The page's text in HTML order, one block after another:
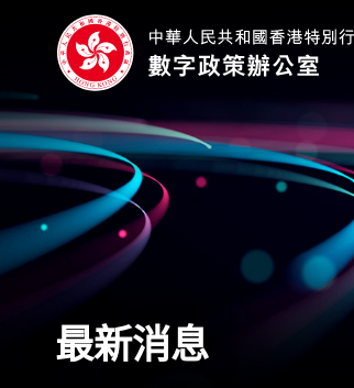
最新消息